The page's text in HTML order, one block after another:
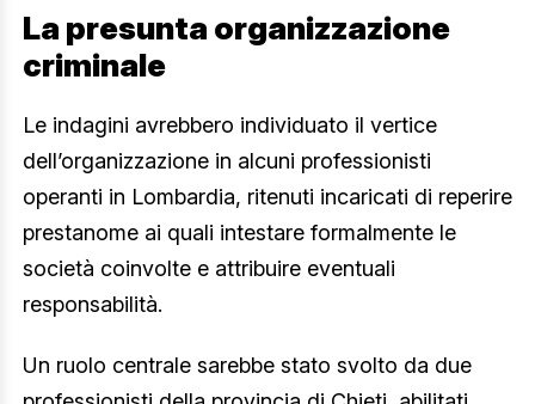
La presunta organizzazione
criminale
Le indagini avrebbero individuato il vertice
dell’organizzazione in alcuni professionisti
operanti in Lombardia, ritenuti incaricati di reperire
prestanome ai quali intestare formalmente le
società coinvolte e attribuire eventuali
responsabilità.
Un ruolo centrale sarebbe stato svolto da due